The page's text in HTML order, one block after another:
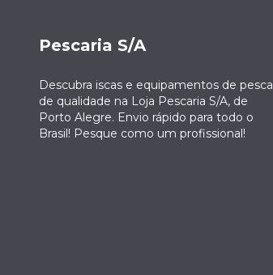
Pescaria S/A
Descubra iscas e equipamentos de pesca
de qualidade na Loja Pescaria S/A, de
Porto Alegre. Envio rápido para todo o
Brasil! Pesque como um profissional!